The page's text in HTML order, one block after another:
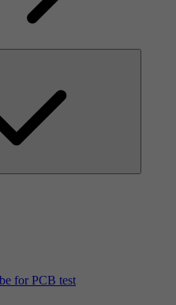
for PCB test